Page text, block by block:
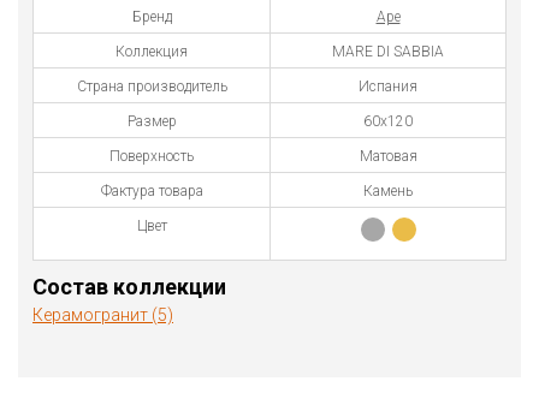
Бренд Ape
Коллекция MARE DI SABBIA
Страна производитель Испания
Размер 60x120
Поверхность Матовая
Фактура товара Камень
Цвет
Состав коллекции
Керамогранит (5)